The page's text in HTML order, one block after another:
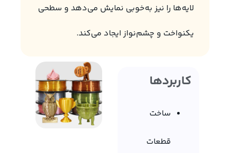
لایه‌ها را نیز به‌خوبی نمایش می‌دهد و سطحی
یکنواخت و چشم‌نواز ایجاد می‌کند.
کاربردها
ساخت
قطعات